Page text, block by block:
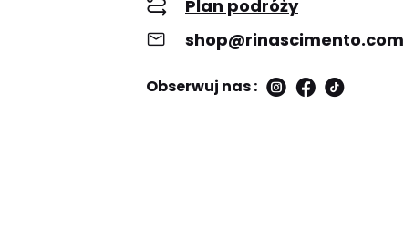
Plan podróży
shop@rinascimento.com
Obserwuj nas :